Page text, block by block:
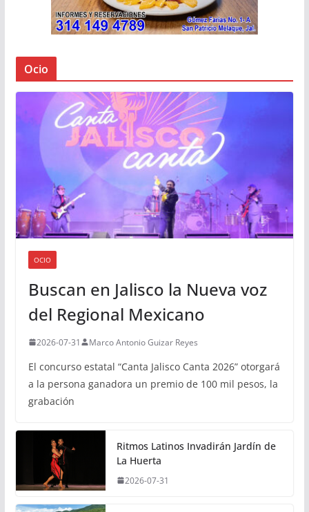
Ocio
OCIO
Buscan en Jalisco la Nueva voz
del Regional Mexicano
2026-07-31 Marco Antonio Guizar Reyes
El concurso estatal “Canta Jalisco Canta 2026” otorgará
a la persona ganadora un premio de 100 mil pesos, la
grabación
Ritmos Latinos Invadirán Jardín de
La Huerta
2026-07-31